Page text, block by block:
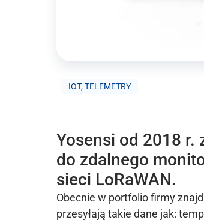
IOT, TELEMETRY
Yosensi od 2018 r.
do zdalnego
sieci LoRaWAN.
Obecnie w portfolio firmy
przesyłają takie dane jak: